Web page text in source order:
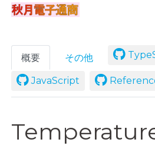
概要 その他
JavaScript